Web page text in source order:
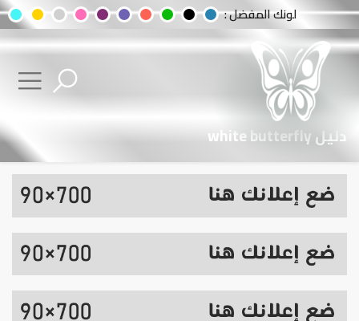
لونك المفضل :
دليل white butterfly